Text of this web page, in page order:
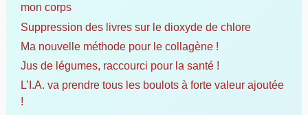
mon corps
Suppression des livres sur le dioxyde de chlore
Ma nouvelle méthode pour le collagène !
Jus de légumes, raccourci pour la santé !
L’I.A. va prendre tous les boulots à forte valeur ajoutée
!